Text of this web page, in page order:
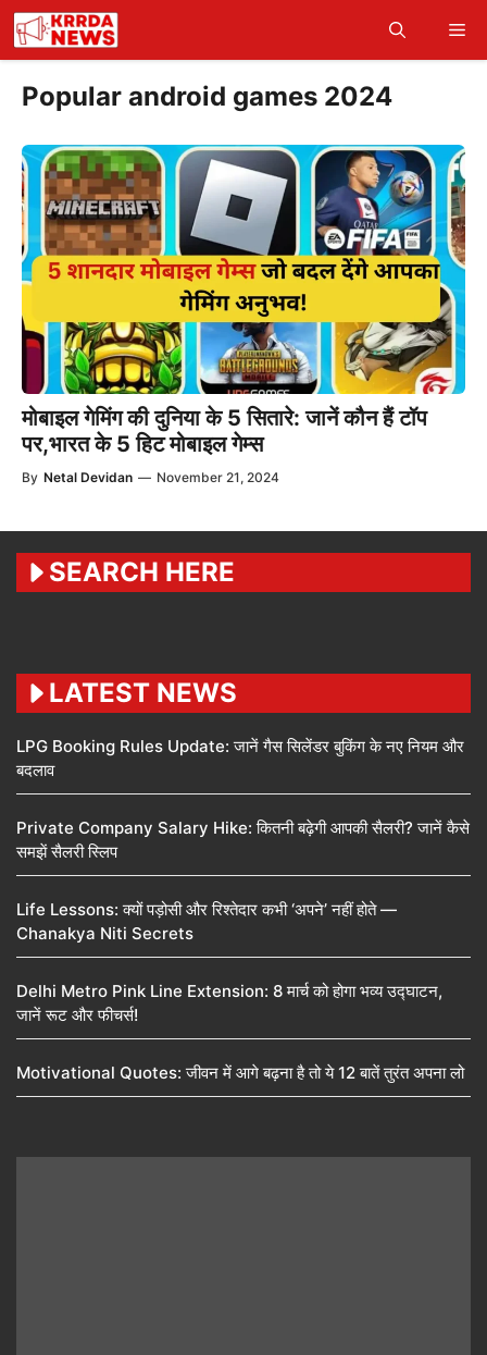
Skip
content
Popular android games 2024
मोबाइल गेमिंग की दुनिया के 5 सितारे: जानें कौन हैं टॉप
पर,भारत के 5 हिट मोबाइल गेम्स
By Netal Devidan — November 21, 2024
SEARCH HERE
LATEST NEWS
LPG Booking Rules Update: जानें गैस सिलेंडर बुकिंग के नए नियम और
बदलाव
Private Company Salary Hike: कितनी बढ़ेगी आपकी सैलरी? जानें कैसे
समझें सैलरी स्लिप
Life Lessons: क्यों पड़ोसी और रिश्तेदार कभी ‘अपने’ नहीं होते —
Chanakya Niti Secrets
Delhi Metro Pink Line Extension: 8 मार्च को होगा भव्य उद्घाटन,
जानें रूट और फीचर्स!
Motivational Quotes: जीवन में आगे बढ़ना है तो ये 12 बातें तुरंत अपना लो